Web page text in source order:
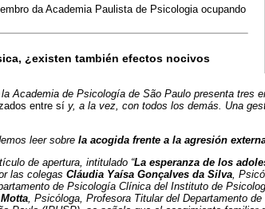
da Academia Paulista de Psicologia ocupando
¿existen también efectos nocivos
Academia de Psicología de São Paulo presenta tres
entre sí y, a la vez, con todos los demás. Una
leer sobre la acogida frente a la agresión
de apertura, intitulado “La esperanza de los
las colegas Cláudia Yaísa Gonçalves da Silva,
de Psicología Clínica del Instituto de
, Psicóloga, Profesora Titular del Departamento